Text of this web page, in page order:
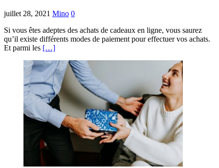
juillet 28, 2021 Mino 0
Si vous êtes adeptes des achats de cadeaux en ligne, vous saurez
qu’il existe différents modes de paiement pour effectuer vos achats.
Et parmi les […]